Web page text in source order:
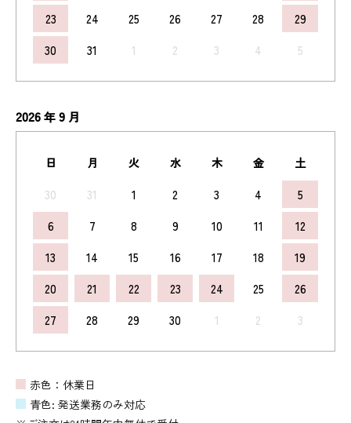
23
24 25 26 27 28
29
30
31 1 2 3 4 5
2026年9 月
日 月 火 水 木 金 土
30 31 1 2 3 4
5
6
7 8 9 10 11
12
13
14 15 16 17 18
19
20
21 22 23 24 25
26
27
28 29 30 1 2 3
赤色：休業日
青色: 発送業務のみ対応